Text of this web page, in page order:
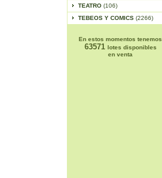
TEATRO (106)
TEBEOS Y COMICS (2266)
En estos momentos tenemos
63571 lotes disponibles
en venta